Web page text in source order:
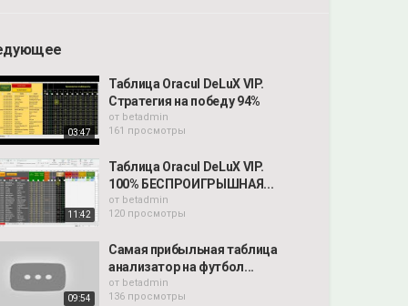
03:47
Таблица Oracul DeLuX VIP.
Стратегия на победу 94%
от betadmin
161 просмотры
11:42
Таблица Oracul DeLuX VIP.
100% БЕСПРОИГРЫШНАЯ...
от betadmin
120 просмотры
09:54
Самая прибыльная таблица
анализатор на футбол...
от betadmin
136 просмотры